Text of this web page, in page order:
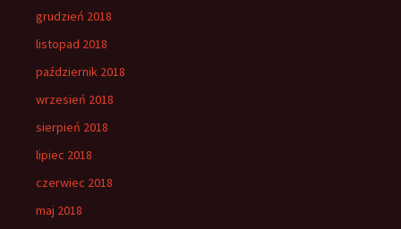
grudzień 2018
listopad 2018
październik 2018
wrzesień 2018
sierpień 2018
lipiec 2018
czerwiec 2018
maj 2018